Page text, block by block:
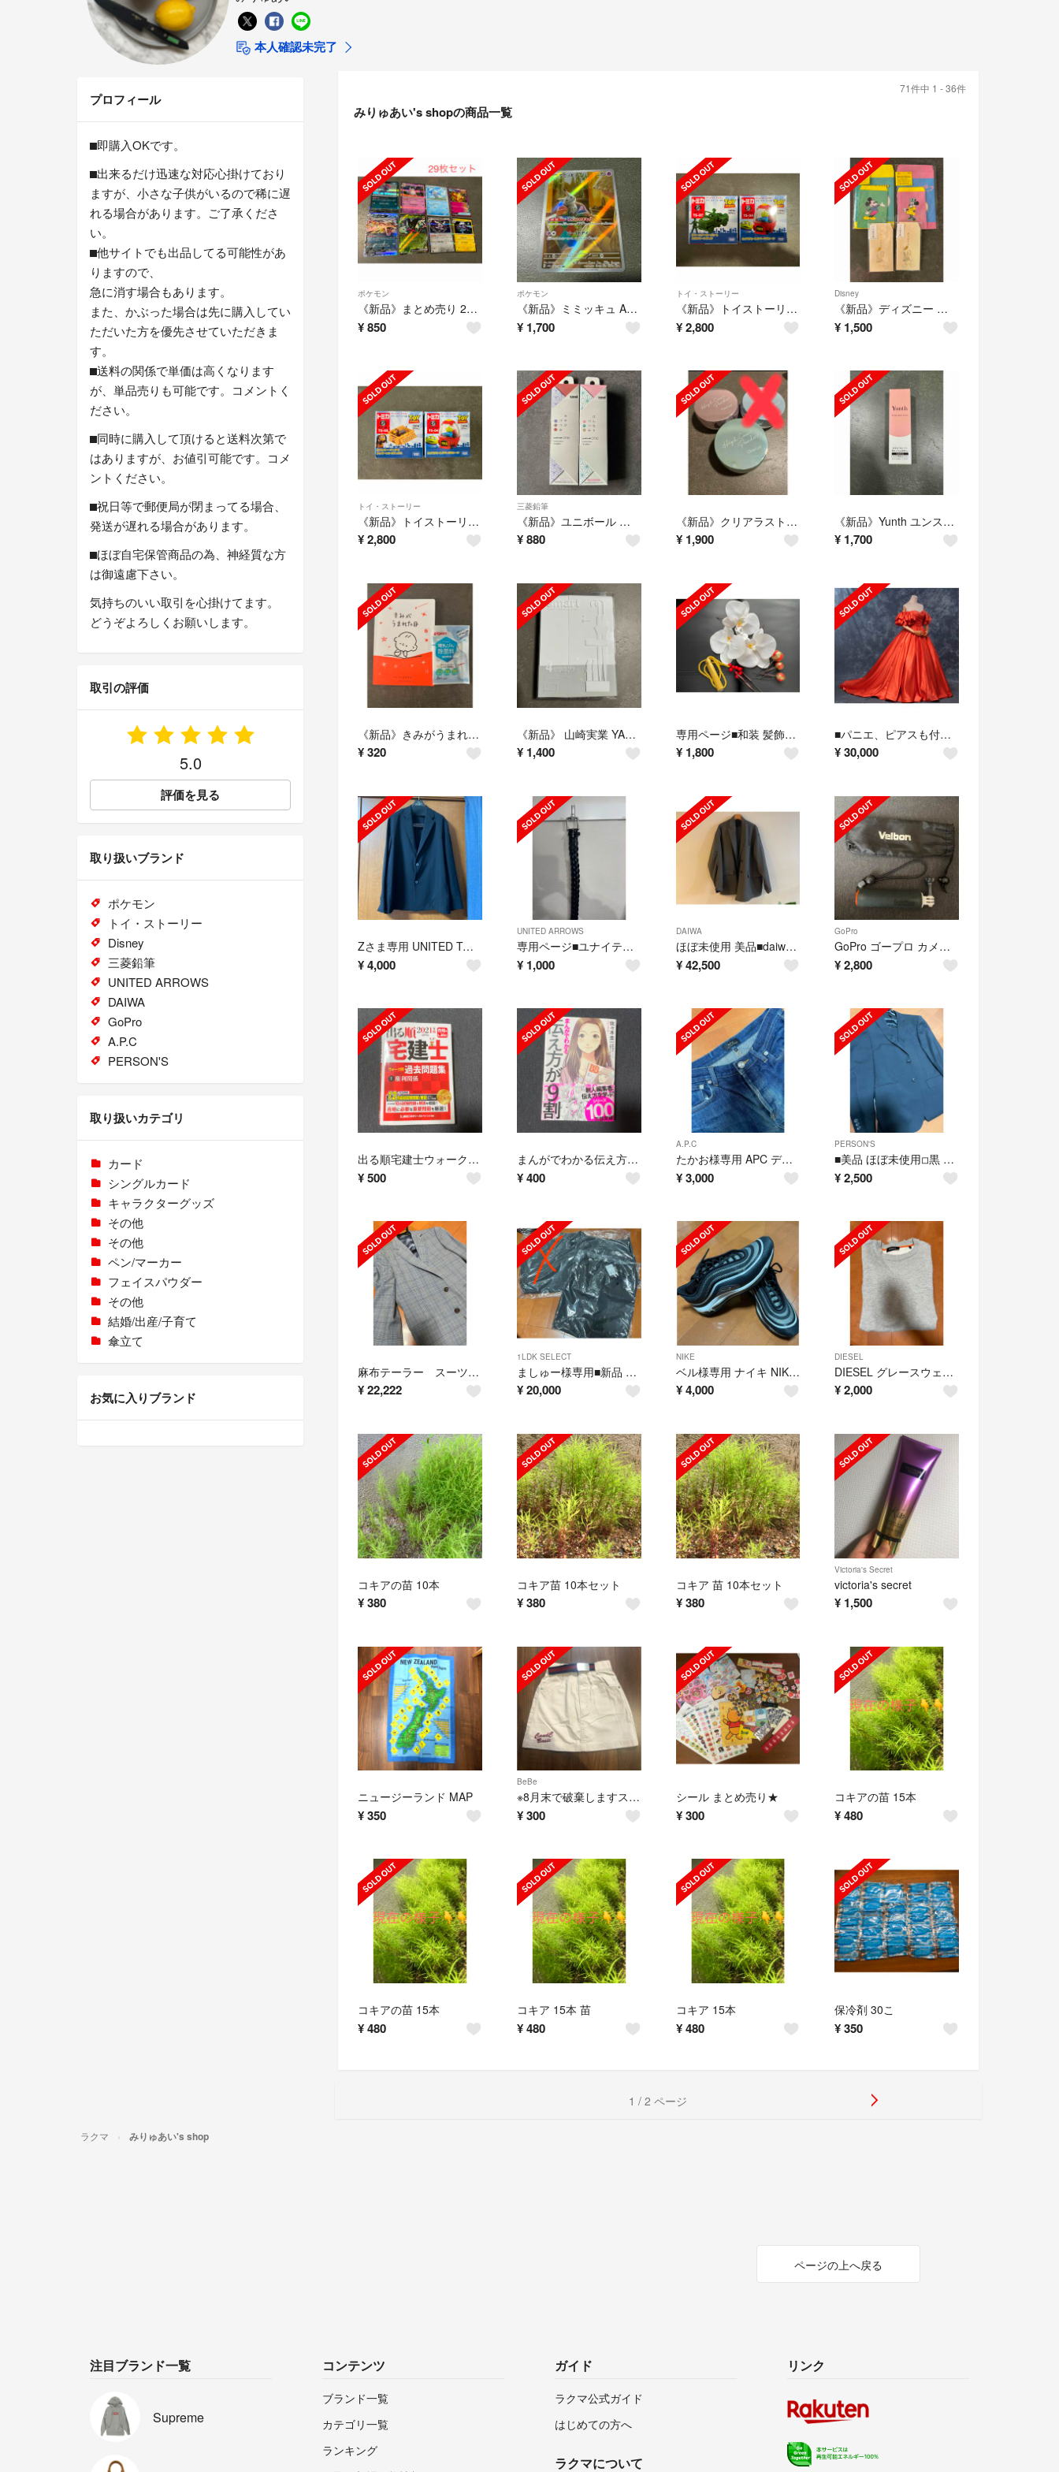
本人確認未完了
71件中 1 - 36件
みりゅあい's shopの商品一覧
ポケモン
《新品》まとめ売り 29枚セット ポケモンカード シャイニートレジャー
¥850
ポケモン
《新品》ミミッキュ AR ポケモンカード シャイニートレジャーex
¥ 1,700
トイ・ストーリー
《新品》トイストーリー トミカ エイリアン グリーンアーミーメン
¥ 2,800
Disney
《新品》ディズニー 封筒30枚セット
¥ 1,500
トイ・ストーリー
《新品》トイストーリー トミカ エイリアン スリンキードッグ
¥2,800
三菱鉛筆
《新品》ユニボール ワン みやびつづみ はんなりつづみ 0.38 6本セット
¥880
《新品》クリアラスト フェイスパウダー 2個セット
¥ 1,900
《新品》Yunth ユンス リンクル美白UVジェル
¥ 1,700
《新品》きみがうまれた日 オマケ付
¥320
《新品》 山崎実業 YAMAZAKI 傘立て マグネット
¥ 1,400
専用ページ■和装 髪飾り 胡蝶蘭
¥ 1,800
■パニエ、ピアスも付き■結婚式 カラードレス オレンジ
¥30,000
Zさま専用 UNITED TOKYO 2 薄手ジャケット
¥4,000
UNITED ARROWS
専用ページ■ユナイテッドアローズ 革ベルト
¥ 1,000
DAIWA
ほぼ未使用 美品■daiwa pier39 2021AW
¥ 42,500
GoPro
GoPro ゴープロ カメラグリップ ザ・ハンドラー
¥2,800
出る順宅建士ウォーク問過去問題集 １ ２０２１年版 第３４版
¥500
まんがでわかる伝え方が９割
¥400
A.P.C
たかお様専用 APC デニム
¥ 3,000
PERSON'S
■美品 ほぼ未使用◽︎黒 スーツ 上下セット
¥2,500
麻布テーラー スーツ 4点セット！！！
¥22,222
1LDK SELECT
ましゅー様専用■新品 タグ付き ■ DAIWA PIER39 パンツのみ
¥20,000
NIKE
ベル様専用 ナイキ NIKE エアマックス97スニーカー
¥ 4,000
DIESEL
DIESEL グレースウェット
¥2,000
コキアの苗 10本
¥380
コキア苗 10本セット
¥380
コキア 苗 10本セット
¥ 380
Victoria's Secret
victoria's secret
¥ 1,500
ニュージーランド MAP
¥350
BeBe
※8月末で破棄しますスカート 100cm
¥300
シール まとめ売り★
¥ 300
コキアの苗 15本
¥480
コキアの苗 15本
¥480
コキア 15本 苗
¥480
コキア 15本
¥ 480
保冷剤 30こ
¥350
1 / 2 ページ
プロフィール
⬛︎即購入OKです。
⬛︎出来るだけ迅速な対応心掛けており
ますが、小さな子供がいるので稀に遅
れる場合があります。ご了承くださ
い。
⬛︎他サイトでも出品してる可能性があ
りますので、
急に消す場合もあります。
また、かぶった場合は先に購入してい
ただいた方を優先させていただきま
す。
⬛︎送料の関係で単価は高くなります
が、単品売りも可能です。コメントく
ださい。
⬛︎同時に購入して頂けると送料次第で
はありますが、お値引可能です。コメ
ントください。
⬛︎祝日等で郵便局が閉まってる場合、
発送が遅れる場合があります。
⬛︎ほぼ自宅保管商品の為、神経質な方
は御遠慮下さい。
気持ちのいい取引を心掛けてます。
どうぞよろしくお願いします。
取引の評価
5.0
評価を見る
取り扱いブランド
ポケモン
トイ・ストーリー
Disney
三菱鉛筆
UNITED ARROWS
DAIWA
GoPro
A.P.C
PERSON'S
取り扱いカテゴリ
カード
シングルカード
キャラクターグッズ
その他
その他
ペン/マーカー
フェイスパウダー
その他
結婚/出産/子育て
傘立て
お気に入りブランド
ラクマ みりゅあい's shop
ページの上へ戻る
注目ブランド一覧
Supreme
コンテンツ
ブランド一覧
カテゴリ一覧
ランキング
ガイド
ラクマ公式ガイド
はじめての方へ
ラクマについて
リンク